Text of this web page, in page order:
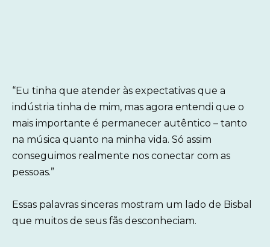
“Eu tinha que atender às expectativas que a
indústria tinha de mim, mas agora entendi que o
mais importante é permanecer autêntico – tanto
na música quanto na minha vida. Só assim
conseguimos realmente nos conectar com as
pessoas.”
Essas palavras sinceras mostram um lado de Bisbal
que muitos de seus fãs desconheciam.